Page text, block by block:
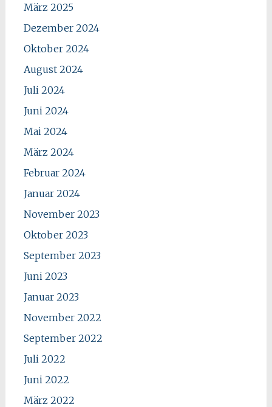
März 2025
Dezember 2024
Oktober 2024
August 2024
Juli 2024
Juni 2024
Mai 2024
März 2024
Februar 2024
Januar 2024
November 2023
Oktober 2023
September 2023
Juni 2023
Januar 2023
November 2022
September 2022
Juli 2022
Juni 2022
März 2022